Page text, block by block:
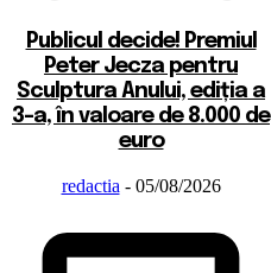
Publicul decide! Premiul
Peter Jecza pentru
Sculptura Anului, ediția a
3-a, în valoare de 8.000 de
euro
redactia - 05/08/2026